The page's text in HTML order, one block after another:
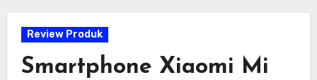
Review Produk
Smartphone Xiaomi Mi